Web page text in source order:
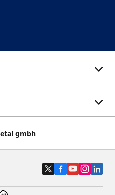
gmbh